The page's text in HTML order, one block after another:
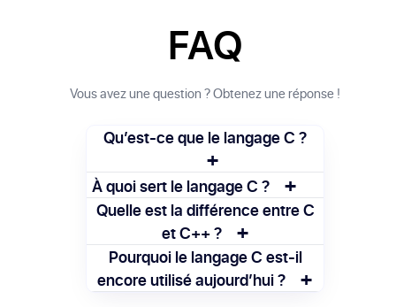
FAQ
Vous avez une question ? Obtenez une réponse !
Qu’est-ce que le langage C ?
+
C est un langage de programmation bas
niveau, proche du matériel, idéal pour la
création de systèmes d’exploitation et
logiciels embarqués.
À quoi sert le langage C ? +
Le C est utilisé pour développer des
systèmes d’exploitation, des pilotes, des
logiciels embarqués et des applications
nécessitant des performances élevées.
Quelle est la différence entre C
et C++ ?
+
Le C est un langage procédural, alors que
C++ ajoute la programmation orientée
objet et plus de fonctionnalités modernes.
Pourquoi le langage C est-il
encore utilisé aujourd’hui ?
+